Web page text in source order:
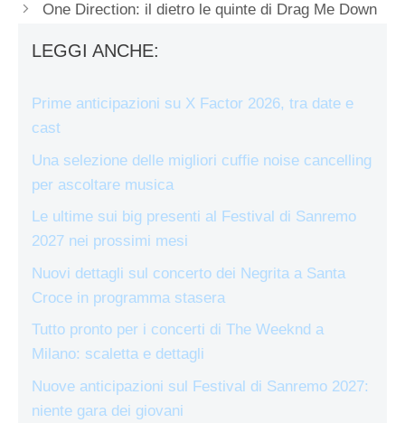
One Direction: il dietro le quinte di Drag Me Down
LEGGI ANCHE:
Prime anticipazioni su X Factor 2026, tra date e
cast
Una selezione delle migliori cuffie noise cancelling
per ascoltare musica
Le ultime sui big presenti al Festival di Sanremo
2027 nei prossimi mesi
Nuovi dettagli sul concerto dei Negrita a Santa
Croce in programma stasera
Tutto pronto per i concerti di The Weeknd a
Milano: scaletta e dettagli
Nuove anticipazioni sul Festival di Sanremo 2027:
niente gara dei giovani